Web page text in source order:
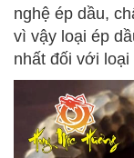
nghệ ép dầu,
vì vậy loại ép
nhất đối với loại